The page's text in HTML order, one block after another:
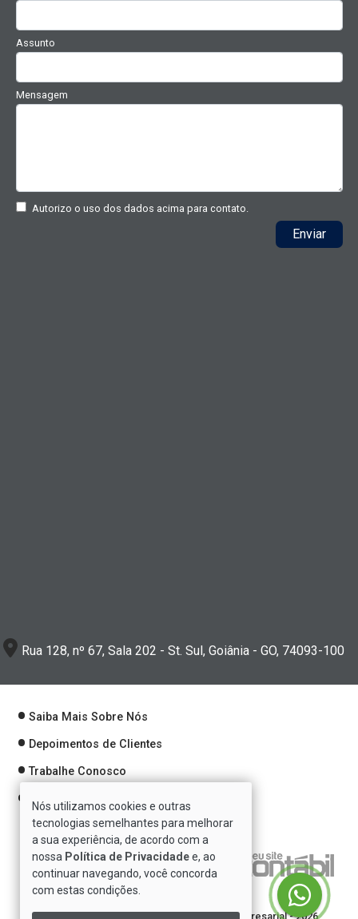
Assunto
Mensagem
Autorizo o uso dos dados acima para contato.
Enviar
Rua 128, nº 67, Sala 202 - St. Sul, Goiânia - GO, 74093-100
Saiba Mais Sobre Nós
Depoimentos de Clientes
Trabalhe Conosco
Política de Privacidade
Verificada por
Direitos reservados à Se7e Consultoria Empresarial - 2026
Nós utilizamos cookies e outras
tecnologias semelhantes para melhorar
a sua experiência, de acordo com a
nossa Política de Privacidadee, ao
continuar navegando, você concorda
com estas condições.